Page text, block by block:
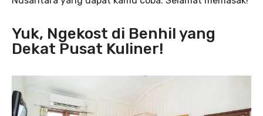
Yuk, Ngekost di Benhil yang
Dekat Pusat Kuliner!